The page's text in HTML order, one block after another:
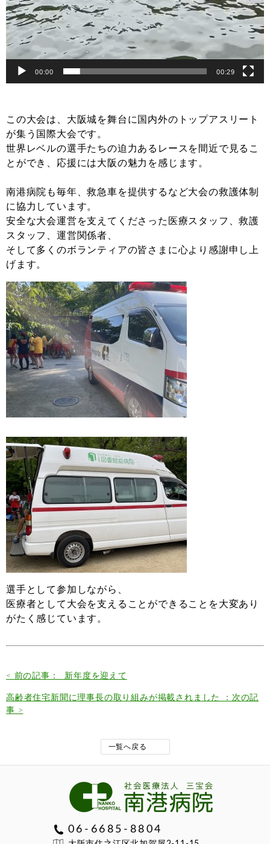
00:00 00:29
この大会は、大阪城を舞台に国内外のトップアスリート
が集う国際大会です。
世界レベルの選手たちの迫力あるレースを間近で見るこ
とができ、応援には大阪の魅力を感じます。
南港病院も毎年、救急車を提供するなど大会の救護体制
に協力しています。
安全な大会運営を支えてくださった医療スタッフ、救護
スタッフ、運営関係者、
そして多くのボランティアの皆さまに心より感謝申し上
げます。
選手として参加しながら、
医療者として大会を支えることができることを大変あり
がたく感じています。
< 前の記事： 新年度を迎えて
高齢者住宅新聞に理事長の取り組みが掲載されました ：次の記
事 >
一覧へ戻る
06-6685-8804